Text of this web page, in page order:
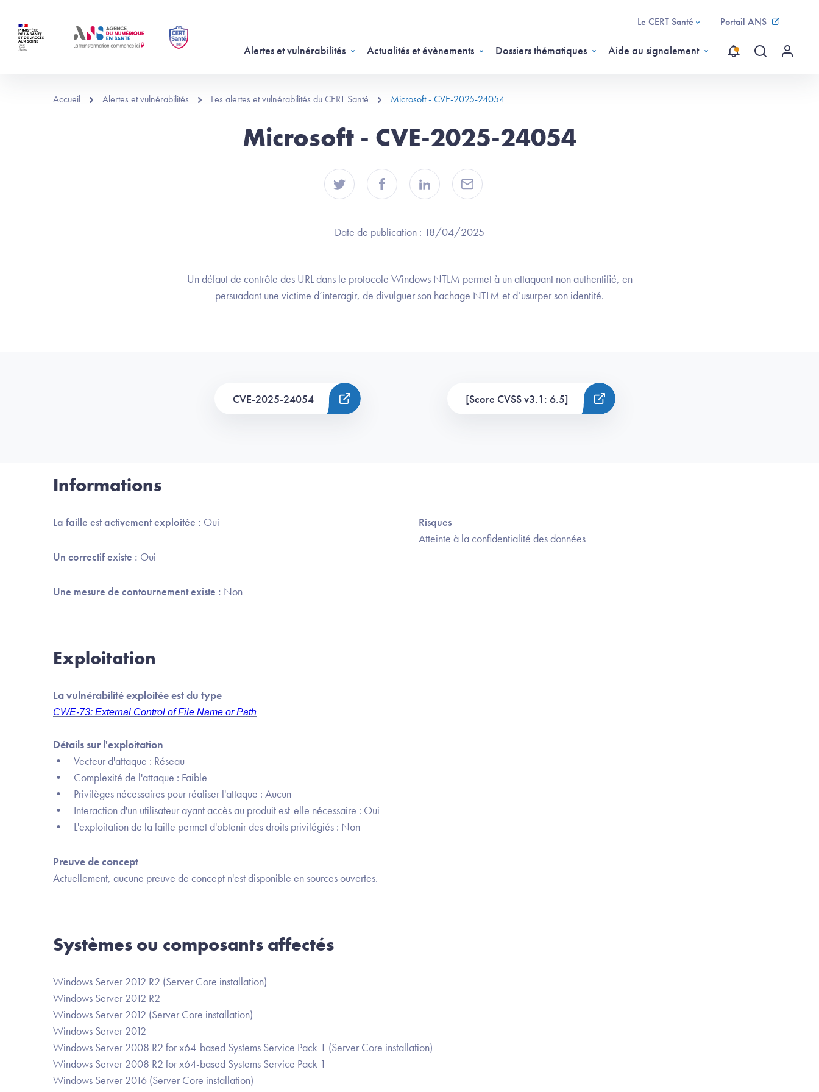
Le CERT Santé Portail ANS
Alertes et vulnérabilités Actualités et évènements Dossiers thématiques Aide au signalement
Recherche
Menu
Accueil Alertes et vulnérabilités Les alertes et vulnérabilités du CERT Santé Microsoft - CVE-2025-24054
Microsoft - CVE-2025-24054
Date de publication : 18/04/2025
Un défaut de contrôle des URL dans le protocole Windows NTLM permet à un attaquant non authentifié, en
persuadant une victime d’interagir, de divulguer son hachage NTLM et d’usurper son identité.
CVE-2025-24054 [Score CVSS v3.1: 6.5]
Informations
La faille est activement exploitée : Oui
Un correctif existe : Oui
Une mesure de contournement existe : Non
Risques
Atteinte à la confidentialité des données
Exploitation
La vulnérabilité exploitée est du type
CWE-73: External Control of File Name or Path
Détails sur l'exploitation
• Vecteur d'attaque : Réseau
• Complexité de l'attaque : Faible
• Privilèges nécessaires pour réaliser l'attaque : Aucun
• Interaction d'un utilisateur ayant accès au produit est-elle nécessaire : Oui
• L'exploitation de la faille permet d'obtenir des droits privilégiés : Non
Preuve de concept
Actuellement, aucune preuve de concept n'est disponible en sources ouvertes.
Systèmes ou composants affectés
Windows Server 2012 R2 (Server Core installation)
Windows Server 2012 R2
Windows Server 2012 (Server Core installation)
Windows Server 2012
Windows Server 2008 R2 for x64-based Systems Service Pack 1 (Server Core installation)
Windows Server 2008 R2 for x64-based Systems Service Pack 1
Windows Server 2016 (Server Core installation)